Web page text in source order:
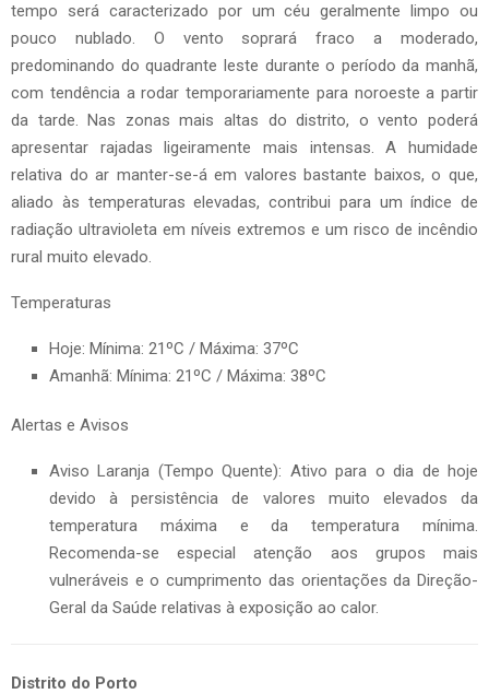
tempo será caracterizado por um céu geralmente limpo ou
pouco nublado. O vento soprará fraco a moderado,
predominando do quadrante leste durante o período da manhã,
com tendência a rodar temporariamente para noroeste a partir
da tarde. Nas zonas mais altas do distrito, o vento poderá
apresentar rajadas ligeiramente mais intensas. A humidade
relativa do ar manter-se-á em valores bastante baixos, o que,
aliado às temperaturas elevadas, contribui para um índice de
radiação ultravioleta em níveis extremos e um risco de incêndio
rural muito elevado.
Temperaturas
Hoje: Mínima: 21ºC / Máxima: 37ºC
Amanhã: Mínima: 21ºC / Máxima: 38ºC
Alertas e Avisos
Aviso Laranja (Tempo Quente): Ativo para o dia de hoje
devido à persistência de valores muito elevados da
temperatura máxima e da temperatura mínima.
Recomenda-se especial atenção aos grupos mais
vulneráveis e o cumprimento das orientações da Direção-
Geral da Saúde relativas à exposição ao calor.
Distrito do Porto